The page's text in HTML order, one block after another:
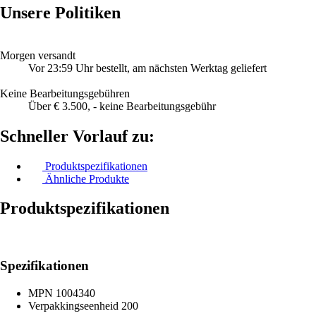
Unsere Politiken
Morgen versandt
Vor 23:59 Uhr bestellt, am nächsten Werktag geliefert
Keine Bearbeitungsgebühren
Über € 3.500, - keine Bearbeitungsgebühr
Schneller Vorlauf zu:
Produktspezifikationen
Ähnliche Produkte
Produktspezifikationen
Spezifikationen
MPN 1004340
Verpakkingseenheid 200